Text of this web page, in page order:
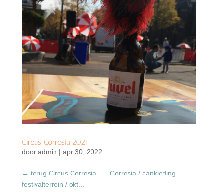
Circus Corrosia 2021
door admin | apr 30, 2022
← terug Circus Corrosia Corrosia / aankleding
festivalterrein / okt...